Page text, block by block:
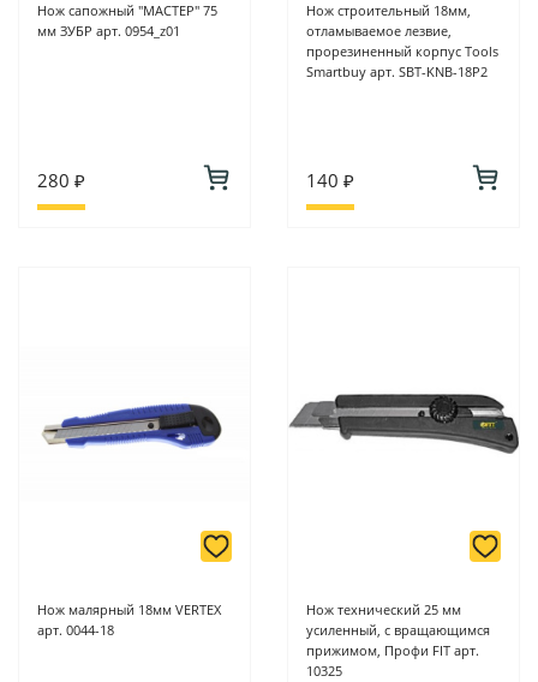
Нож сапожный "МАСТЕР" 75
мм ЗУБР арт. 0954_z01
280 ₽
Нож строительный 18мм,
отламываемое лезвие,
прорезиненный корпус Tools
Smartbuy арт. SBT-KNB-18P2
140 ₽
Нож малярный 18мм VERTEX
арт. 0044-18
Нож технический 25 мм
усиленный, с вращающимся
прижимом, Профи FIT арт.
10325